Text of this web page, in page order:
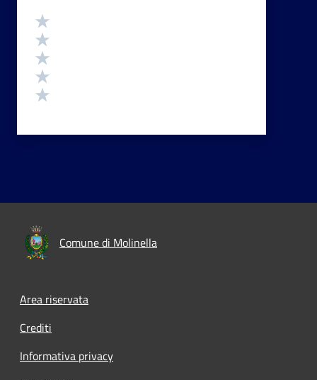
Valutazione
Comune di Molinella
Area riservata
Crediti
Informativa privacy